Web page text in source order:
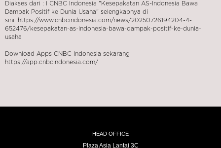
Diakses dari : l CNBC Indonesia "Kesepakatan AS-Indonesia Bawa
Dampak Positif ke Dunia Usaha" selengkapnya di
sini: https://www.cnbcindonesia.com/news/20250726194204-4-
652476/kesepakatan-as-indonesia-bawa-dampak-positif-ke-dunia-
usaha
Download Apps CNBC Indonesia sekarang
https://app.cnbcindonesia.com/
HEAD OFFICE
Plaza Asia Lantai 3C